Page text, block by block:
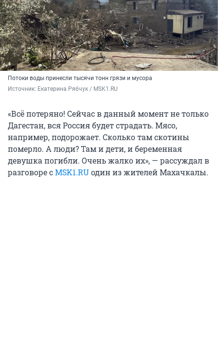
Потоки воды принесли тысячи тонн грязи и мусора
Источник: Екатерина Рябчук / MSK1.RU
«Всё потеряно! Сейчас в данный момент не только
Дагестан, вся Россия будет страдать. Мясо,
например, подорожает. Сколько там скотины
померло. А люди? Там и дети, и беременная
девушка погибли. Очень жалко их», — рассуждал в
разговоре сMSK1.RUодин из жителей Махачкалы.